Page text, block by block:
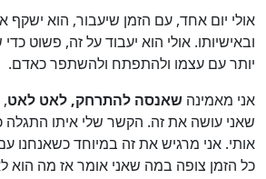
אולי יום אחד, עם הזמן שיעבור, הוא
ובאישיותו. אולי הוא יעבוד על זה, פשוט
יותר עם עצמו ולהתפתח ולהשתפר כאדם.
אני מאמינה שאנסה להתרחק, לאט לאט,
שאני עושה את זה. הקשר שלי איתו התגלה
אותי. אני מרגיש את זה במיוחד כשאנחנו
כל הזמן צופה במה שאני אומר אז מה הוא